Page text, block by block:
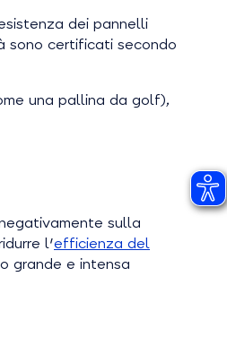
dei pannelli
sono certificati secondo
una pallina da golf),
sulla
l'efficienza del
grande e intensa